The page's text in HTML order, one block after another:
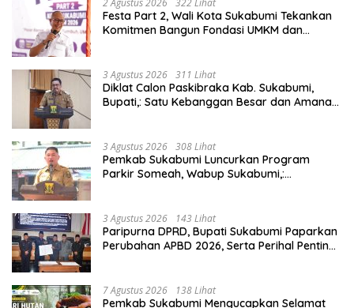
2 Agustus 2026 322 Lihat
Festa Part 2, Wali Kota Sukabumi Tekankan
Komitmen Bangun Fondasi UMKM dan
3 Agustus 2026 311 Lihat
Diklat Calon Paskibraka Kab. Sukabumi,
Bupati,: Satu Kebanggan Besar dan Amanah
3 Agustus 2026 308 Lihat
Pemkab Sukabumi Luncurkan Program
Parkir Someah, Wabup Sukabumi,:
3 Agustus 2026 143 Lihat
Paripurna DPRD, Bupati Sukabumi Paparkan
Perubahan APBD 2026, Serta Perihal Penting
7 Agustus 2026 138 Lihat
Pemkab Sukabumi Mengucapkan Selamat